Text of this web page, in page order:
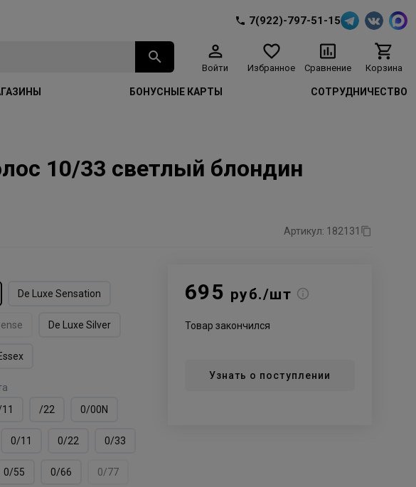
7(922)-797-51-15
Войти Избранное Сравнение Корзина
БОНУСНЫЕ КАРТЫ СОТРУДНИЧЕСТВО
10/33 светлый блондин
Артикул: 182131
De Luxe Sensation
De Luxe Silver
/22 0/00N
0/11 0/22 0/33
0/55 0/66 0/77
695 руб./шт
Товар закончился
Узнать о поступлении